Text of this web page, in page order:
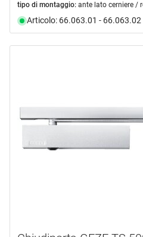
tipo di montaggio: ante lato cerniere /
Articolo: 66.063.01 - 66.063.02